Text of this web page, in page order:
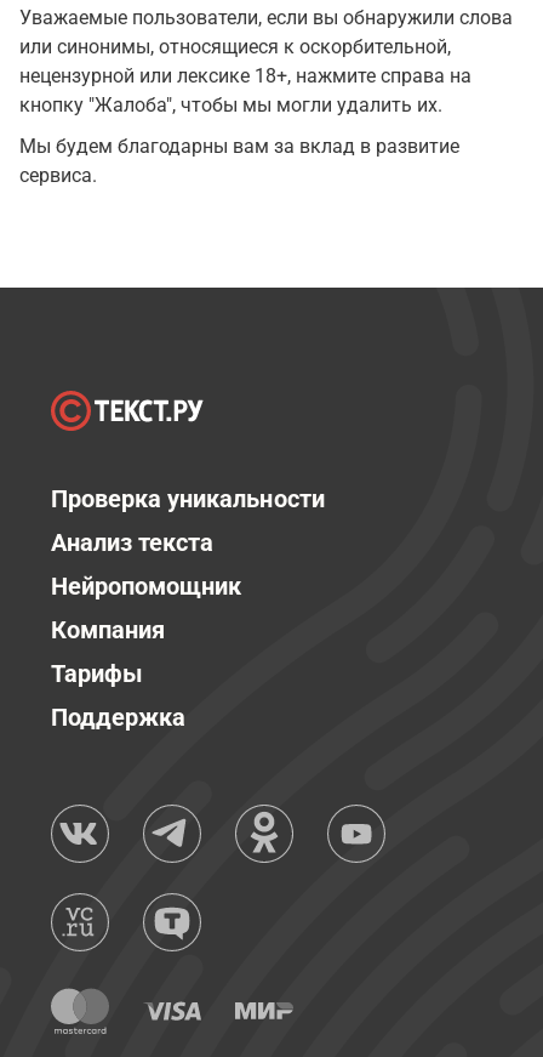
Уважаемые пользователи, если вы обнаружили слова
или синонимы, относящиеся к оскорбительной,
нецензурной или лексике 18+, нажмите справа на
кнопку "Жалоба", чтобы мы могли удалить их.
Мы будем благодарны вам за вклад в развитие
сервиса.
Проверка уникальности
Анализ текста
Нейропомощник
Компания
Тарифы
Поддержка